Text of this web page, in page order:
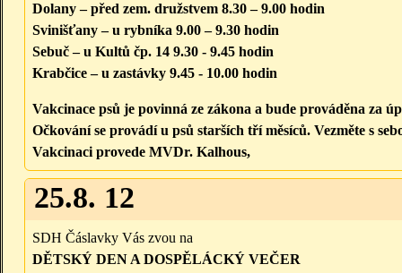
Dolany – před zem. družstvem 8.30 – 9.00 hodin
Svinišťany – u rybníka 9.00 – 9.30 hodin
Sebuč – u Kultů čp. 14 9.30 ­­- 9.45 hodin
Krabčice – u zastávky 9.45 - 10.00 hodin
Vakcinace psů je povinná ze zákona a bude prováděna za
Očkování se provádí u psů starších tří měsíců. Vezměte s
Vakcinaci provede MVDr. Kalhous,
25.8. 12
SDH Čáslavky Vás zvou na
DĚTSKÝ DEN A DOSPĚLÁCKÝ VEČER